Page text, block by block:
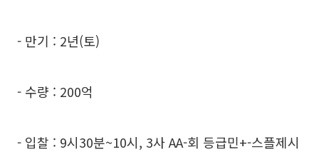
- 만기 : 2년(토)
- 수량 : 200억
- 입찰 : 9시30분~10시, 3사 AA-회 등급민+-스플제시